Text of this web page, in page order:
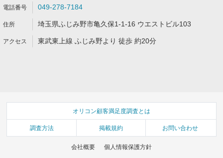
049-278-7184
埼玉県ふじみ野市亀久保1-1-16 ウエストビル103
東武東上線 ふじみ野より 徒歩 約20分
オリコン顧客満足度調査とは
調査方法 掲載規約 お問い合わせ
会社概要 個人情報保護方針